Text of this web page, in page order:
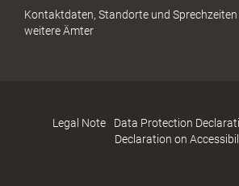
Kontaktdaten, Standorte und Sprechzeiten
weitere Ämter
Legal Note Data Protection
Declaration on